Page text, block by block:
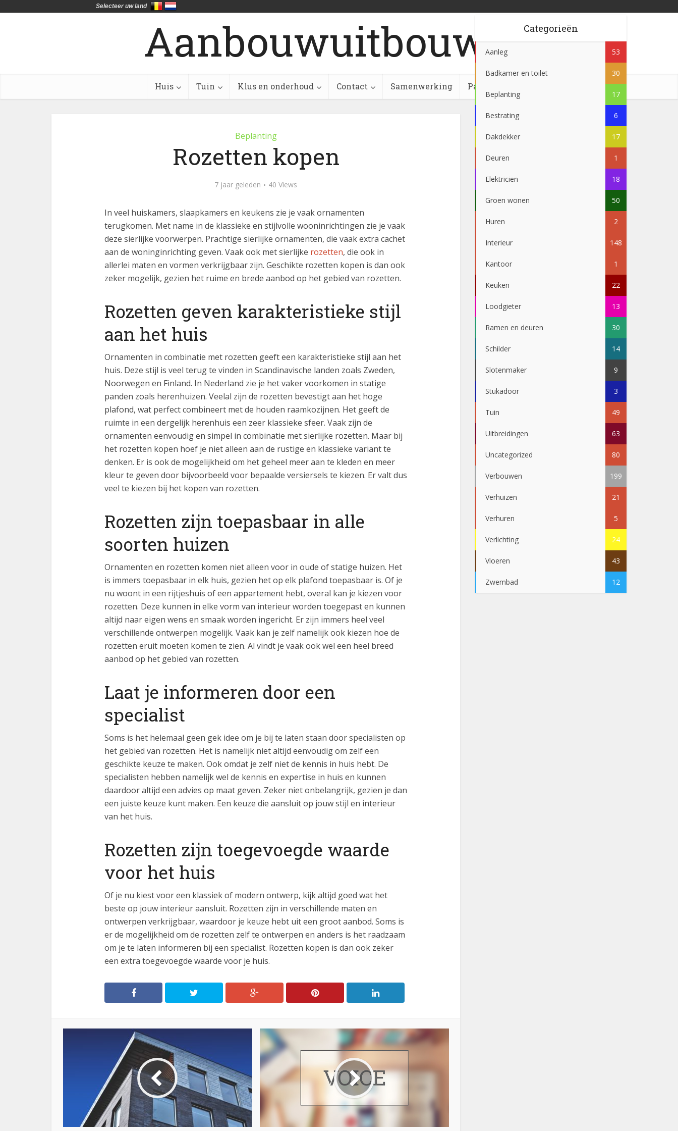
Aanbouwuitbouw.nl
Huis Tuin Klus en onderhoud Contact Samenwerking Partner
Beplanting
Rozetten kopen
7 jaar geleden 40 Views
In veel huiskamers, slaapkamers en keukens zie je vaak ornamenten
terugkomen. Met name in de klassieke en stijlvolle wooninrichtingen zie je vaak
deze sierlijke voorwerpen. Prachtige sierlijke ornamenten, die vaak extra cachet
aan de woninginrichting geven. Vaak ook met sierlijke rozetten, die ook in
allerlei maten en vormen verkrijgbaar zijn. Geschikte rozetten kopen is dan ook
zeker mogelijk, gezien het ruime en brede aanbod op het gebied van rozetten.
Rozetten geven karakteristieke stijl
aan het huis
Ornamenten in combinatie met rozetten geeft een karakteristieke stijl aan het
huis. Deze stijl is veel terug te vinden in Scandinavische landen zoals Zweden,
Noorwegen en Finland. In Nederland zie je het vaker voorkomen in statige
panden zoals herenhuizen. Veelal zijn de rozetten bevestigt aan het hoge
plafond, wat perfect combineert met de houden raamkozijnen. Het geeft de
ruimte in een dergelijk herenhuis een zeer klassieke sfeer. Vaak zijn de
ornamenten eenvoudig en simpel in combinatie met sierlijke rozetten. Maar bij
het rozetten kopen hoef je niet alleen aan de rustige en klassieke variant te
denken. Er is ook de mogelijkheid om het geheel meer aan te kleden en meer
kleur te geven door bijvoorbeeld voor bepaalde versiersels te kiezen. Er valt dus
veel te kiezen bij het kopen van rozetten.
Rozetten zijn toepasbaar in alle
soorten huizen
Ornamenten en rozetten komen niet alleen voor in oude of statige huizen. Het
is immers toepasbaar in elk huis, gezien het op elk plafond toepasbaar is. Of je
nu woont in een rijtjeshuis of een appartement hebt, overal kan je kiezen voor
rozetten. Deze kunnen in elke vorm van interieur worden toegepast en kunnen
altijd naar eigen wens en smaak worden ingericht. Er zijn immers heel veel
verschillende ontwerpen mogelijk. Vaak kan je zelf namelijk ook kiezen hoe de
rozetten eruit moeten komen te zien. Al vindt je vaak ook wel een heel breed
aanbod op het gebied van rozetten.
Laat je informeren door een
specialist
Soms is het helemaal geen gek idee om je bij te laten staan door specialisten op
het gebied van rozetten. Het is namelijk niet altijd eenvoudig om zelf een
geschikte keuze te maken. Ook omdat je zelf niet de kennis in huis hebt. De
specialisten hebben namelijk wel de kennis en expertise in huis en kunnen
daardoor altijd een advies op maat geven. Zeker niet onbelangrijk, gezien je dan
een juiste keuze kunt maken. Een keuze die aansluit op jouw stijl en interieur
van het huis.
Rozetten zijn toegevoegde waarde
voor het huis
Of je nu kiest voor een klassiek of modern ontwerp, kijk altijd goed wat het
beste op jouw interieur aansluit. Rozetten zijn in verschillende maten en
ontwerpen verkrijgbaar, waardoor je keuze hebt uit een groot aanbod. Soms is
er de mogelijkheid om de rozetten zelf te ontwerpen en anders is het raadzaam
om je te laten informeren bij een specialist. Rozetten kopen is dan ook zeker
een extra toegevoegde waarde voor je huis.
Categorieën
Aanleg 53
Badkamer en toilet 30
Beplanting 17
Bestrating 6
Dakdekker 17
Deuren 1
Elektricien 18
Groen wonen 50
Huren 2
Interieur 148
Kantoor 1
Keuken 22
Loodgieter 13
Ramen en deuren 30
Schilder 14
Slotenmaker 9
Stukadoor 3
Tuin 49
Uitbreidingen 63
Uncategorized 80
Verbouwen 199
Verhuizen 21
Verhuren 5
Verlichting 24
Vloeren 43
Zwembad 12
Selecteer uw land